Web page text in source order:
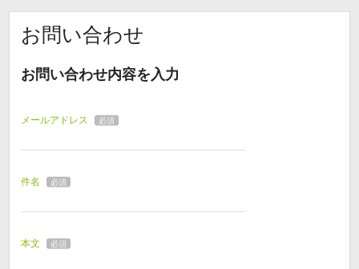
お問い合わせ
お問い合わせ内容を入力
メールアドレス 必須
件名 必須
本文 必須